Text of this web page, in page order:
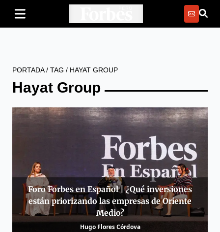
PORTADA/ TAG / HAYAT GROUP
Hayat Group
Foro Forbes en Español | ¿Qué inversiones
están priorizando las empresas de Oriente
Medio?
Hugo Flores Córdova